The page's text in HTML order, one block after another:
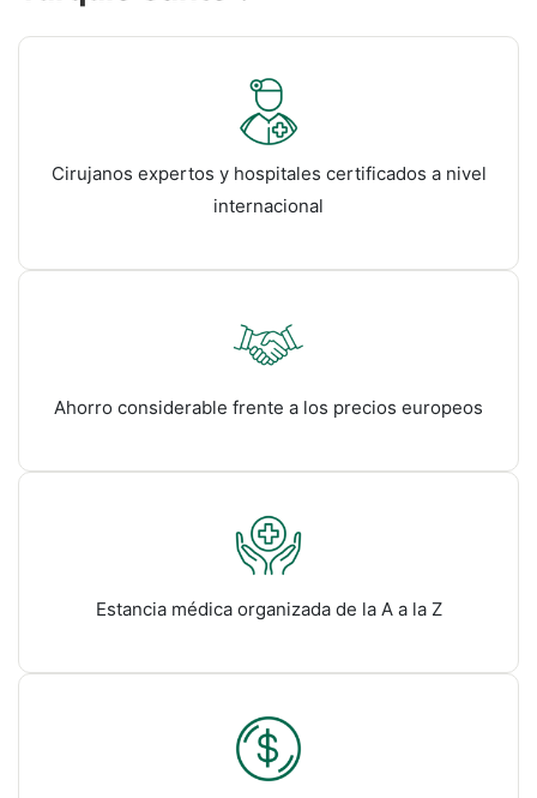
Cirujanos expertos y hospitales certificados a nivel
internacional
Ahorro considerable frente a los precios europeos
Estancia médica organizada de la A a la Z